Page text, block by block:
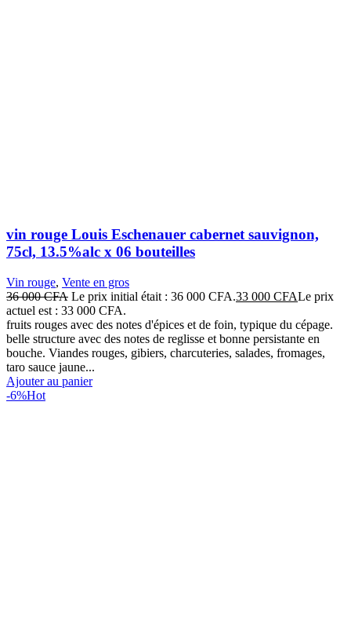
vin rouge Louis Eschenauer cabernet sauvignon,
75cl, 13.5%alc x 06 bouteilles
Vin rouge, Vente en gros
36 000CFA Le prix initial était : 36 000 CFA.33 000 CFALe prix
actuel est : 33 000 CFA.
fruits rouges avec des notes d'épices et de foin, typique du cépage.
belle structure avec des notes de reglisse et bonne persistante en
bouche. Viandes rouges, gibiers, charcuteries, salades, fromages,
taro sauce jaune...
Ajouter au panier
-6%Hot